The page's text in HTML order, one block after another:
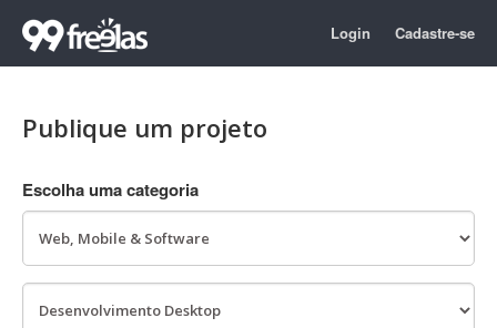
Login Cadastre-se
Publique um projeto
Escolha uma categoria